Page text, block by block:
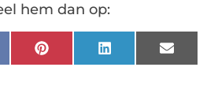
hem dan op:
PinterestLinkedInEmail